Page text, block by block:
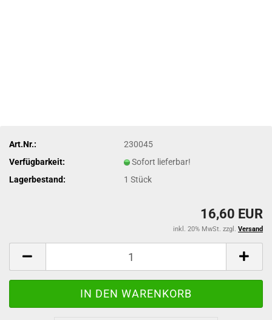
Art.Nr.:
230045
Verfügbarkeit:
Sofort lieferbar!
Lagerbestand:
1Stück
16,60 EUR
inkl. 20% MwSt. zzgl. Versand